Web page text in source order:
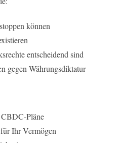
können
entscheidend sind
gegen Währungsdiktatur
Pläne
Ihr Vermögen